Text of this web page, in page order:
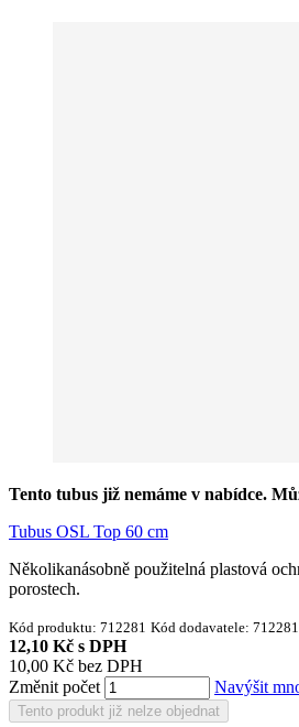
Tento tubus již nemáme v nabídce.
Tubus OSL Top 60 cm
Několikanásobně použitelná plastová
porostech.
Kód produktu: 712281 Kód dodavatele: 712281
12,10 Kč s DPH
10,00 Kč bez DPH
Změnit počet
Navýšit
Tento produkt již nelze objednat